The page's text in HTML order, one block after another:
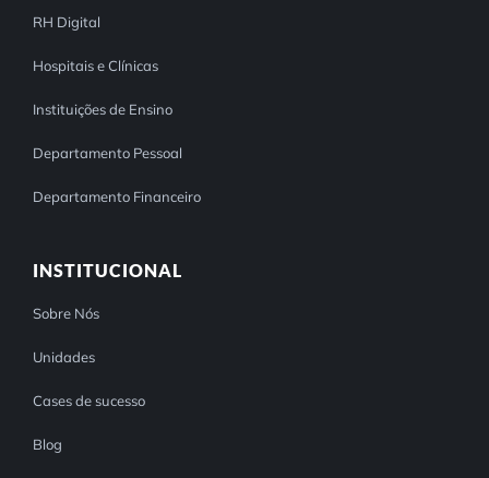
RH Digital
Hospitais e Clínicas
Instituições de Ensino
Departamento Pessoal
Departamento Financeiro
INSTITUCIONAL
Sobre Nós
Unidades
Cases de sucesso
Blog